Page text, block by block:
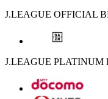
J.LEAGUE OFFICIAL
J.LEAGUE PLATINUM